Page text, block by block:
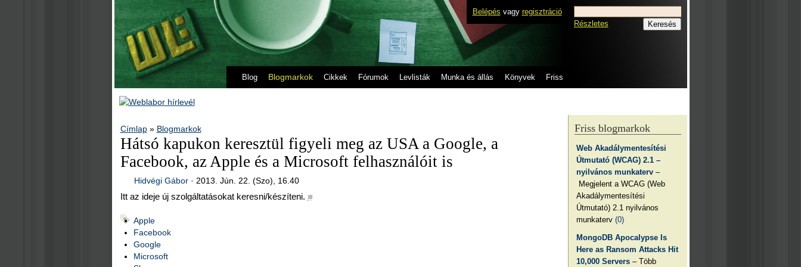
Belépés vagy regisztráció
Blog Blogmarkok Cikkek Fórumok Levlisták Munka és állás Könyvek Friss
Részletes
Címlap» Blogmarkok
Hátsó kapukon keresztül figyeli meg az USA a Google, a
Facebook, az Apple és a Microsoft felhasználóit is
Hidvégi Gábor · 2013. Jún. 22. (Szo), 16.40
Itt az ideje új szolgáltatásokat keresni/készíteni. ■
Apple
Facebook
Google
Microsoft
Friss blogmarkok
Web Akadálymentesítési
Útmutató (WCAG) 2.1 –
nyilvános munkaterv –
Megjelent a WCAG (Web
Akadálymentesítési
Útmutató) 2.1 nyilvános
munkaterv(0)
MongoDB Apocalypse Is
Here as Ransom Attacks Hit
10,000 Servers – Több